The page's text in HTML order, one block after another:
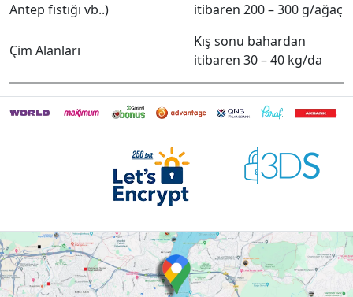
Antep fıstığı vb..)
itibaren 200 – 300 g/ağaç
Çim Alanları
Kış sonu bahardan
itibaren 30 – 40 kg/da